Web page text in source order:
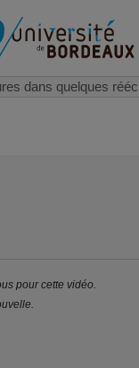
dans quelques
pour cette vidéo.